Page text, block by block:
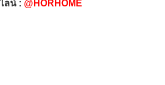
ลน์ : @HORHOME